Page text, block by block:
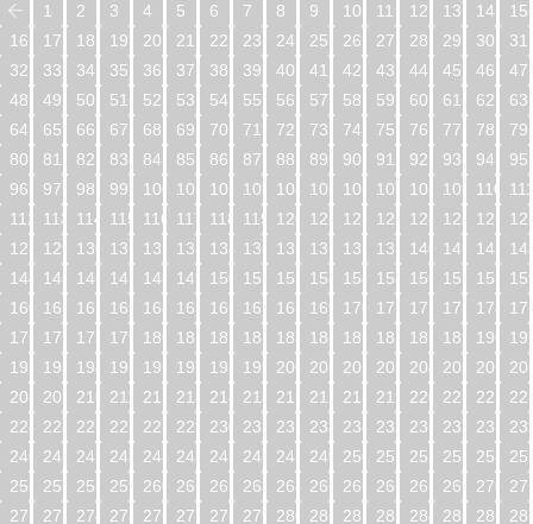
1 2 3 4 5 6 7 8 9 10 11 12 13 14
15
16
17 18 19 20 21 22 23 24 25 26 27 28 29 30
31
32
33 34 35 36 37 38 39 40 41 42 43 44 45 46
47
48
49 50 51 52 53 54 55 56 57 58 59 60 61 62
63
64
65 66 67 68 69 70 71 72 73 74 75 76 77 78
79
80
81 82 83 84 85 86 87 88 89 90 91 92 93 94
95
96
97 98 99 100 101 102 103 104 105 106 107 108 109 110
112
113 114 115 116 117 118 119 120 121 122 123 124 125 126
128
129 130 131 132 133 134 135 136 137 138 139 140 141 142
144
145 146 147 148 149 150 151 152 153 154 155 156 157 158
160
161 162 163 164 165 166 167 168 169 170 171 172 173 174
176
177 178 179 180 181 182 183 184 185 186 187 188 189 190
192
193 194 195 196 197 198 199 200 201 202 203 204 205 206
208
209 210 211 212 213 214 215 216 217 218 219 220 221 222
224
225 226 227 228 229 230 231 232 233 234 235 236 237 238
240
241 242 243 244 245 246 247 248 249 250 251 252 253 254
256
257 258 259 260 261 262 263 264 265 266 267 268 269 270
272
273 274 275 276 277 278 279 280 281 282 283 284 285 286